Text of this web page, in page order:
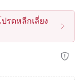
รดหลีกเลี่ยง